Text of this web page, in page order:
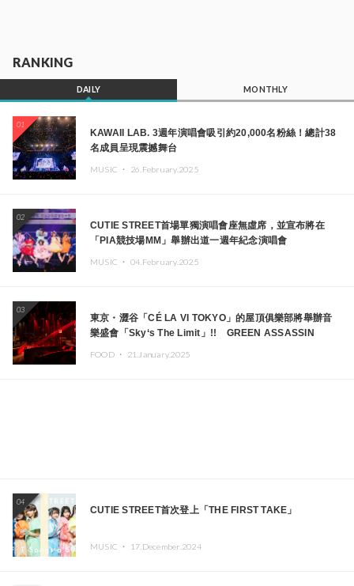
RANKING
DAILY MONTHLY
01
KAWAII LAB. 3週年演唱會吸引約20,000名粉絲！總計38
名成員呈現震撼舞台
MUSIC ・ 26.February.2025
02
CUTIE STREET首場單獨演唱會座無虛席，並宣布將在
「PIA競技場MM」舉辦出道一週年紀念演唱會
MUSIC ・ 04.February.2025
03
東京・澀谷「CÉ LA VI TOKYO」的屋頂俱樂部將舉辦音
樂盛會「Sky‘s The Limit」!! GREEN ASSASSIN
本頂尖DJ及創作者齊聚一堂
FOOD ・ 21.January.2025
04
CUTIE STREET首次登上「THE FIRST TAKE」
MUSIC ・ 17.December.2024